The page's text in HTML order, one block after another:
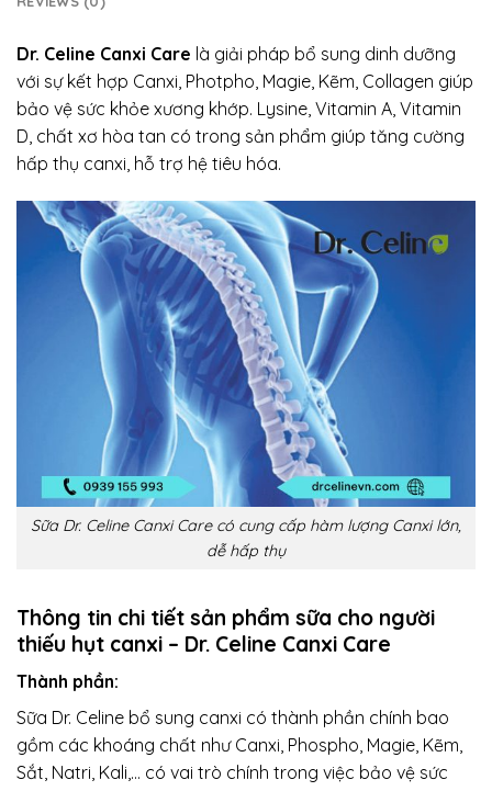
Dr. Celine Canxi Care là giải pháp bổ sung dinh dưỡng
với sự kết hợp Canxi, Photpho, Magie, Kẽm, Collagen giúp
bảo vệ sức khỏe xương khớp. Lysine, Vitamin A, Vitamin
D, chất xơ hòa tan có trong sản phẩm giúp tăng cường
hấp thụ canxi, hỗ trợ hệ tiêu hóa.
Sữa Dr. Celine Canxi Care có cung cấp hàm lượng Canxi lớn,
dễ hấp thụ
Thông tin chi tiết sản phẩm sữa cho người
thiếu hụt canxi – Dr. Celine Canxi Care
Thành phần:
Sữa Dr. Celine bổ sung canxi có thành phần chính bao
gồm các khoáng chất như Canxi, Phospho, Magie, Kẽm,
Sắt, Natri, Kali,… có vai trò chính trong việc bảo vệ sức